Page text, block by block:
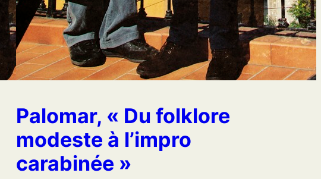
Palomar, « Du folklore
modeste à l’impro
carabinée »